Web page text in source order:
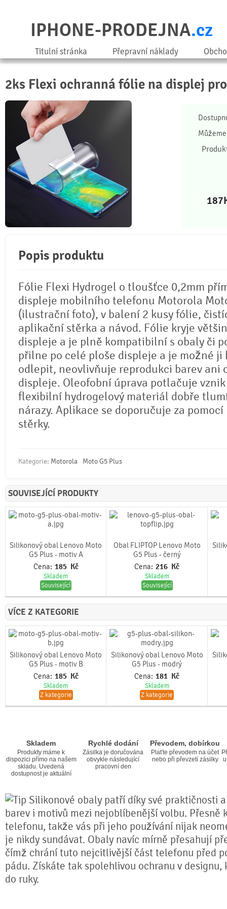
IPHONE-PRODEJNA.cz
Titulní stránka Přepravní náklady
2ks Flexi ochranná fólie na displej
187
Popis produktu
Fólie Flexi Hydrogel o tloušťce 0,2mm
displeje mobilního telefonu Motorola
(ilustrační foto), v balení 2 kusy fólie,
aplikační stěrka a návod. Fólie kryje
displeje a je plně kompatibilní s obaly či
přilne po celé ploše displeje a je možné ji
odlepit, neovlivňuje reprodukci barev ani
displeje. Oleofobní úprava potlačuje
flexibilní hydrogelový materiál dobře
nárazy. Aplikace se doporučuje za
stěrky.
Kategorie: Motorola Moto G5 Plus
SOUVISEJÍCÍ PRODUKTY
Silikonový obal Lenovo Moto
G5 Plus - motiv A
Cena: 185 Kč
Skladem
Související
Obal FLIPTOP Lenovo Moto
G5 Plus - černý
Cena: 216 Kč
Skladem
Související
VÍCE Z KATEGORIE
Silikonový obal Lenovo Moto
G5 Plus - motiv B
Cena: 185 Kč
Skladem
Z kategorie
Silikonový obal Lenovo Moto
G5 Plus - modrý
Cena: 181 Kč
Skladem
Z kategorie
Skladem
Produkty máme k
dispozici přímo na našem
skladu. Uvedená
dostupnost je aktuální
Rychlé dodání
Zásilka je doručována
obvykle následující
pracovní den
Převodem, dobírkou
Plaťte převodem na účet
nebo při převzetí zásilky
Silikonové obaly patří díky své praktičnosti
barev i motivů mezi nejoblíbenější volbu. Přesně
telefonu, takže vás při jeho používání nijak
je nikdy sundávat. Obaly navíc mírně přesahují
čímž chrání tuto nejcitlivější část telefonu před
pádu. Získáte tak spolehlivou ochranu v designu,
do ruky.